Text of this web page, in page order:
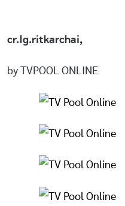
cr.Ig.ritkarchai,
by TVPOOL ONLINE